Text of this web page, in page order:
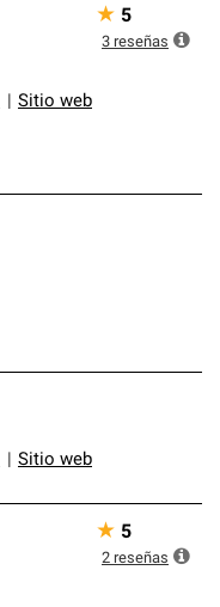
Sitio web
★ 5
3 reseñas
Sitio web
★ 5
2 reseñas